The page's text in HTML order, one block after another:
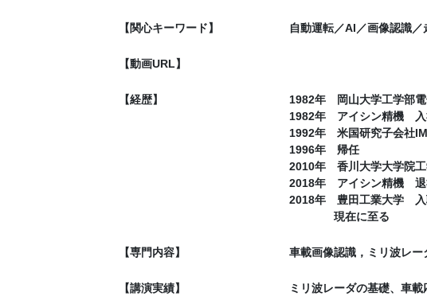
【関心キーワード】 自動運転／AI／画像認識
【動画URL】
【経歴】
1982年 岡山大学工学部
1982年 アイシン精機 入
1992年 米国研究子会社
1996年 帰任
2010年 香川大学大学院
2018年 アイシン精機 退
2018年 豊田工業大学 入
現在に至る
【専門内容】 車載画像認識，ミリ波レー
【講演実績】
ミリ波レーダの基礎、車